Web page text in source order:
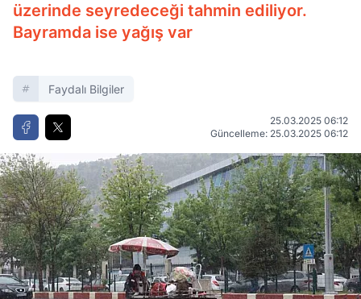
üzerinde seyredeceği tahmin ediliyor.
Bayramda ise yağış var
Faydalı Bilgiler
25.03.2025 06:12
Güncelleme: 25.03.2025 06:12